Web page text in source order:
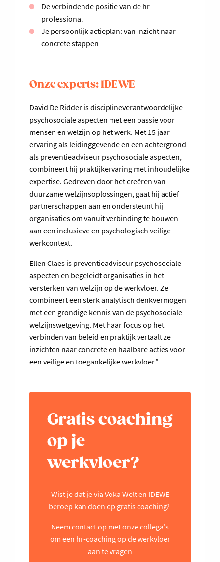
De verbindende positie van de hr-
professional
Je persoonlijk actieplan: van inzicht naar
concrete stappen
Onze experts: IDEWE
David De Ridder is disciplineverantwoordelijke
psychosociale aspecten met een passie voor
mensen en welzijn op het werk. Met 15 jaar
ervaring als leidinggevende en een achtergrond
als preventieadviseur psychosociale aspecten,
combineert hij praktijkervaring met inhoudelijke
expertise. Gedreven door het creëren van
duurzame welzijnsoplossingen, gaat hij actief
partnerschappen aan en ondersteunt hij
organisaties om vanuit verbinding te bouwen
aan een inclusieve en psychologisch veilige
werkcontext.
Ellen Claes is preventieadviseur psychosociale
aspecten en begeleidt organisaties in het
versterken van welzijn op de werkvloer. Ze
combineert een sterk analytisch denkvermogen
met een grondige kennis van de psychosociale
welzijnswetgeving. Met haar focus op het
verbinden van beleid en praktijk vertaalt ze
inzichten naar concrete en haalbare acties voor
een veilige en toegankelijke werkvloer.”
Gratis coaching
op je
werkvloer?
Wist je dat je via Voka Welt en IDEWE
beroep kan doen op gratis coaching?
Neem contact op met onze collega's
om een hr-coaching op de werkvloer
aan te vragen